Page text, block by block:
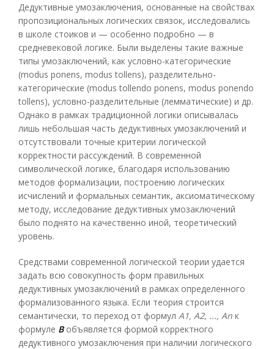
Дедуктивные умозаключения, основанные на свойствах
пропозициональных логических связок, исследовались
в школе стоиков и — особенно подробно — в
средневековой логике. Были выделены такие важные
типы умозаключений, как условно-категорические
(modus ponens, modus tollens), разделительно-
категорические (modus tollendo ponens, modus ponendo
tollens), условно-разделительные (лемматические) и др.
Однако в рамках традиционной логики описывалась
лишь небольшая часть дедуктивных умозаключений и
отсутствовали точные критерии логической
корректности рассуждений. В современной
символической логике, благодаря использованию
методов формализации, построению логических
исчислений и формальных семантик, аксиоматическому
методу, исследование дедуктивных умозаключений
было поднято на качественно иной, теоретический
уровень.
Средствами современной логической теории удается
задать всю совокупность форм правильных
дедуктивных умозаключений в рамках определенного
формализованного языка. Если теория строится
семантически, то переход от формул A1, A2, ..., Аn к
формуле Вобъявляется формой корректного
дедуктивного умозаключения при наличии логического